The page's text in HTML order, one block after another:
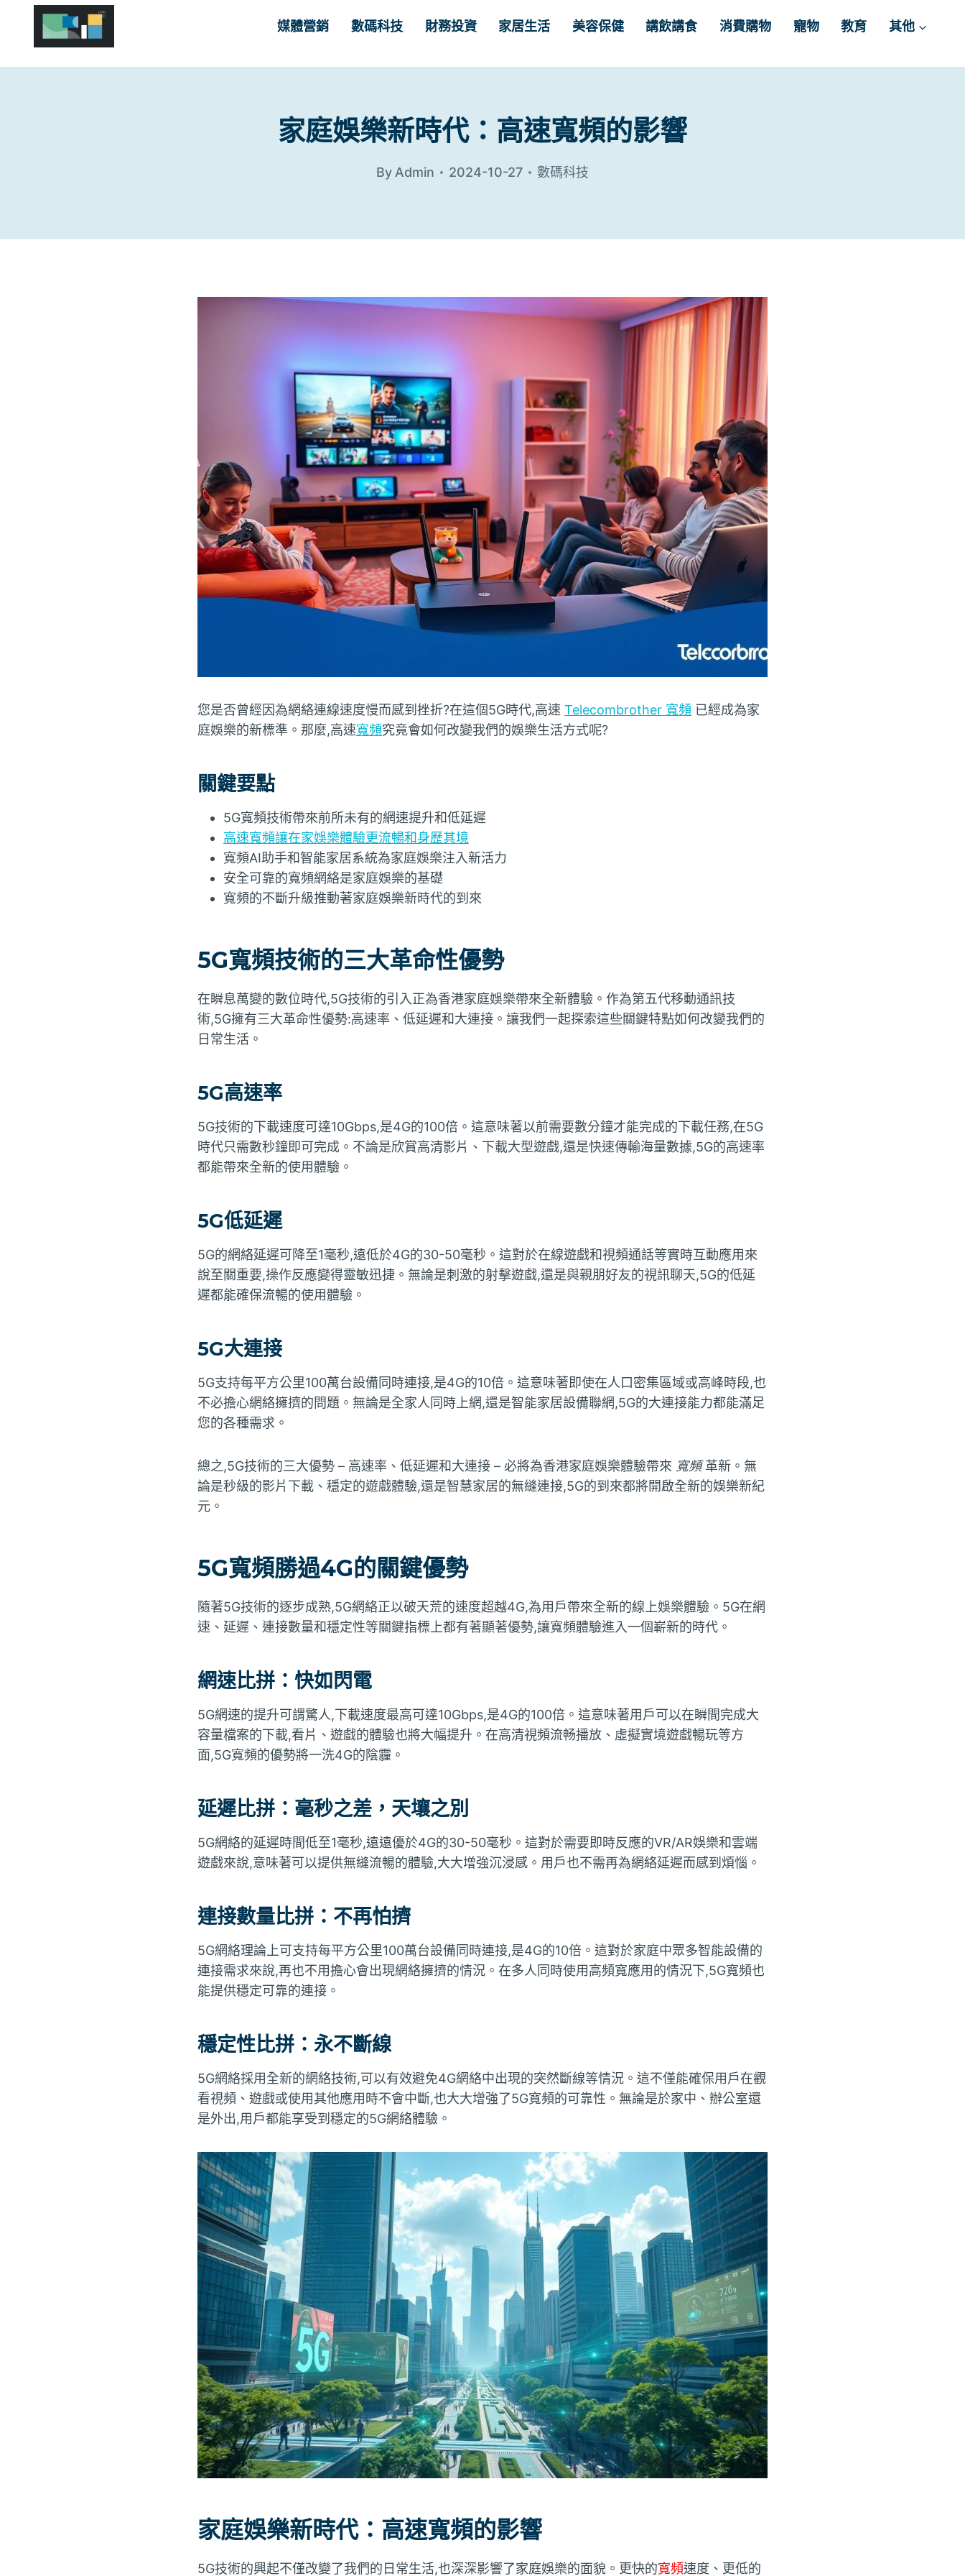
content
媒體營銷 數碼科技 財務投資 家居生活 美容保健 講飲講食 消費購物 寵物 教育 其他
家庭娛樂新時代：高速寬頻的影響
By Admin 2024-10-27 數碼科技
您是否曾經因為網絡連線速度慢而感到挫折?在這個5G時代,高速 Telecombrother 寬頻 已經成為家
庭娛樂的新標準。那麼,高速寬頻究竟會如何改變我們的娛樂生活方式呢?
關鍵要點
5G寬頻技術帶來前所未有的網速提升和低延遲
高速寬頻讓在家娛樂體驗更流暢和身歷其境
寬頻AI助手和智能家居系統為家庭娛樂注入新活力
安全可靠的寬頻網絡是家庭娛樂的基礎
寬頻的不斷升級推動著家庭娛樂新時代的到來
5G寬頻技術的三大革命性優勢
在瞬息萬變的數位時代,5G技術的引入正為香港家庭娛樂帶來全新體驗。作為第五代移動通訊技
術,5G擁有三大革命性優勢:高速率、低延遲和大連接。讓我們一起探索這些關鍵特點如何改變我們的
日常生活。
5G高速率
5G技術的下載速度可達10Gbps,是4G的100倍。這意味著以前需要數分鐘才能完成的下載任務,在5G
時代只需數秒鐘即可完成。不論是欣賞高清影片、下載大型遊戲,還是快速傳輸海量數據,5G的高速率
都能帶來全新的使用體驗。
5G低延遲
5G的網絡延遲可降至1毫秒,遠低於4G的30-50毫秒。這對於在線遊戲和視頻通話等實時互動應用來
說至關重要,操作反應變得靈敏迅捷。無論是刺激的射擊遊戲,還是與親朋好友的視訊聊天,5G的低延
遲都能確保流暢的使用體驗。
5G大連接
5G支持每平方公里100萬台設備同時連接,是4G的10倍。這意味著即使在人口密集區域或高峰時段,也
不必擔心網絡擁擠的問題。無論是全家人同時上網,還是智能家居設備聯網,5G的大連接能力都能滿足
您的各種需求。
總之,5G技術的三大優勢 – 高速率、低延遲和大連接 – 必將為香港家庭娛樂體驗帶來 寬頻革新。無
論是秒級的影片下載、穩定的遊戲體驗,還是智慧家居的無縫連接,5G的到來都將開啟全新的娛樂新紀
元。
5G寬頻勝過4G的關鍵優勢
隨著5G技術的逐步成熟,5G網絡正以破天荒的速度超越4G,為用戶帶來全新的線上娛樂體驗。5G在網
速、延遲、連接數量和穩定性等關鍵指標上都有著顯著優勢,讓寬頻體驗進入一個嶄新的時代。
網速比拼：快如閃電
5G網速的提升可謂驚人,下載速度最高可達10Gbps,是4G的100倍。這意味著用戶可以在瞬間完成大
容量檔案的下載,看片、遊戲的體驗也將大幅提升。在高清視頻流畅播放、虛擬實境遊戲暢玩等方
面,5G寬頻的優勢將一洗4G的陰霾。
延遲比拼：毫秒之差，天壤之別
5G網絡的延遲時間低至1毫秒,遠遠優於4G的30-50毫秒。這對於需要即時反應的VR/AR娛樂和雲端
遊戲來說,意味著可以提供無縫流暢的體驗,大大增強沉浸感。用戶也不需再為網絡延遲而感到煩惱。
連接數量比拼：不再怕擠
5G網絡理論上可支持每平方公里100萬台設備同時連接,是4G的10倍。這對於家庭中眾多智能設備的
連接需求來說,再也不用擔心會出現網絡擁擠的情況。在多人同時使用高頻寬應用的情況下,5G寬頻也
能提供穩定可靠的連接。
穩定性比拼：永不斷線
5G網絡採用全新的網絡技術,可以有效避免4G網絡中出現的突然斷線等情況。這不僅能確保用戶在觀
看視頻、遊戲或使用其他應用時不會中斷,也大大增強了5G寬頻的可靠性。無論是於家中、辦公室還
是外出,用戶都能享受到穩定的5G網絡體驗。
家庭娛樂新時代：高速寬頻的影響
5G技術的興起不僅改變了我們的日常生活,也深深影響了家庭娛樂的面貌。更快的寬頻速度、更低的